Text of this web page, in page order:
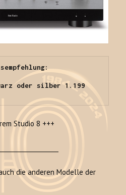
oder silber 1.199
Studio 8 +++
die anderen Modelle der